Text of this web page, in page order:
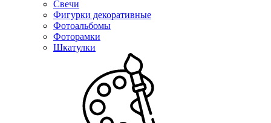
Свечи
Фигурки декоративные
Фотоальбомы
Фоторамки
Шкатулки